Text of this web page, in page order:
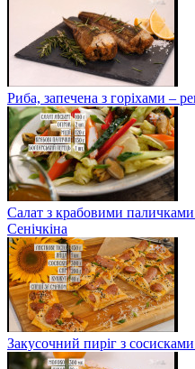
Риба, запечена з горіхами –
Салат з крабовими
Сенічкіна
Закусочний пиріг з